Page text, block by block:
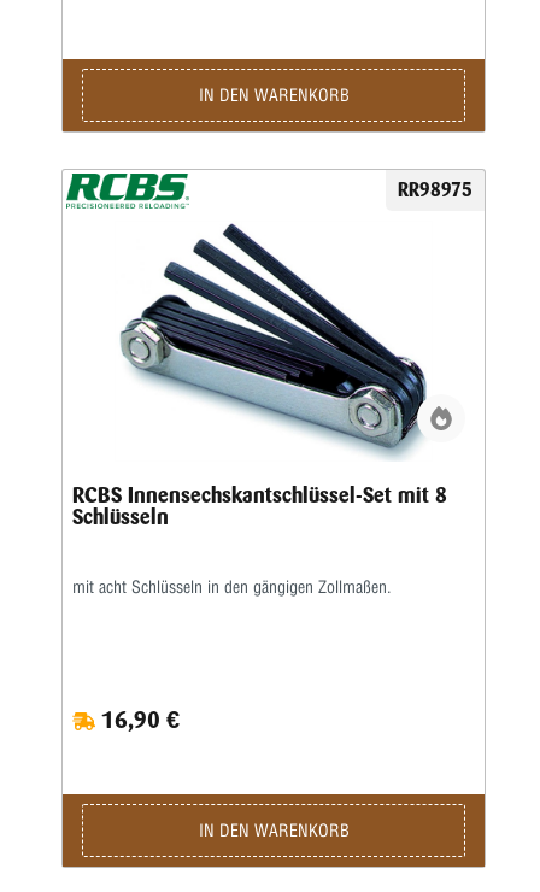
IN DEN WARENKORB
RR98975
RCBS Innensechskantschlüssel-Set mit 8
Schlüsseln
mit acht Schlüsseln in den gängigen Zollmaßen.
16,90 €
IN DEN WARENKORB